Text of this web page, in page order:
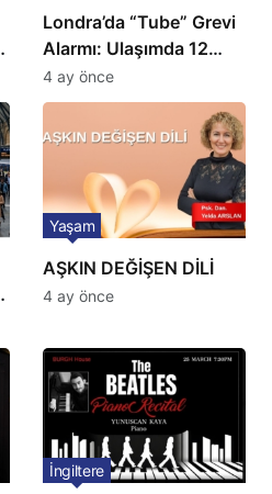
Londra’da “Tube” Grevi
Alarmı: Ulaşımda 12
Günlük Kaos Kapıda
4 ay önce
AŞKIN DEĞİŞEN DİLİ
Yaşam
4 ay önce
İngiltere